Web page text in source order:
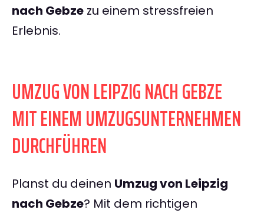
nach Gebze zu einem stressfreien
Erlebnis.
UMZUG VON LEIPZIG NACH GEBZE
MIT EINEM UMZUGSUNTERNEHMEN
DURCHFÜHREN
Planst du deinen Umzug von Leipzig
nach Gebze? Mit dem richtigen